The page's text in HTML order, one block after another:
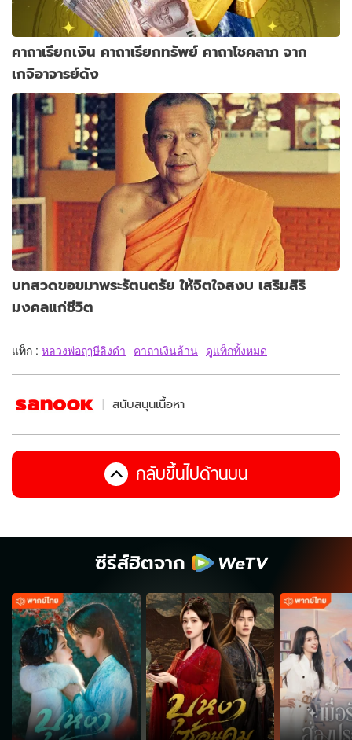
คาถาเรียกเงิน คาถาเรียกทรัพย์ คาถาโชคลาภ จาก
เกจิอาจารย์ดัง
บทสวดขอขมาพระรัตนตรัย ให้จิตใจสงบ เสริมสิริ
มงคลแก่ชีวิต
แท็ก : หลวงพ่อฤๅษีลิงดำ คาถาเงินล้าน ดูแท็กทั้งหมด
สนับสนุนเนื้อหา
กลับขึ้นไปด้านบน
ซีรีส์ฮิตจาก